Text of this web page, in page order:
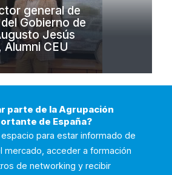
general de
Gobierno de
Jesús
CEU
parte de la Agrupación
de España?
espacio para estar informado de
mercado, acceder a formación
de networking y recibir